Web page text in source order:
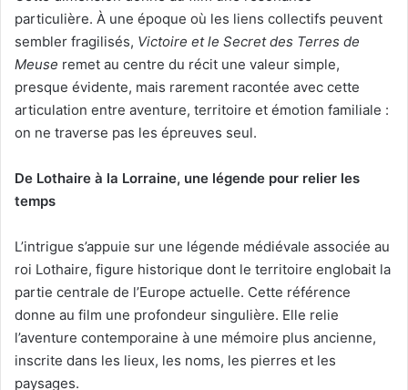
particulière. À une époque où les liens collectifs peuvent
sembler fragilisés, Victoire et le Secret des Terres de
Meuse remet au centre du récit une valeur simple,
presque évidente, mais rarement racontée avec cette
articulation entre aventure, territoire et émotion familiale :
on ne traverse pas les épreuves seul.
De Lothaire à la Lorraine, une légende pour relier les
temps
L’intrigue s’appuie sur une légende médiévale associée au
roi Lothaire, figure historique dont le territoire englobait la
partie centrale de l’Europe actuelle. Cette référence
donne au film une profondeur singulière. Elle relie
l’aventure contemporaine à une mémoire plus ancienne,
inscrite dans les lieux, les noms, les pierres et les
paysages.